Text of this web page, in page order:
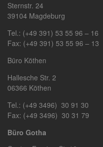
Sternstr. 24
39104 Magdeburg
Tel.: (+49 391) 53 55 96 – 16
Fax: (+49 391) 53 55 96 – 13
Büro Köthen
Hallesche Str. 2
06366 Köthen
Tel.: (+49 3496) 30 91 30
Fax: (+49 3496) 30 31 79
Büro Gotha